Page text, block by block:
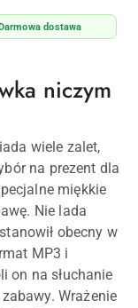
dostawa
niczym
wiele zalet,
na prezent dla
miękkie
Nie lada
obecny w
MP3 i
on na słuchanie
Wrażenie